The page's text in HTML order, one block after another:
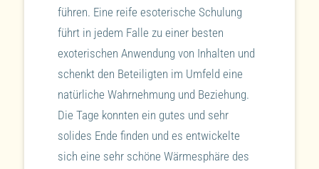
führen. Eine reife esoterische Schulung
führt in jedem Falle zu einer besten
exoterischen Anwendung von Inhalten und
schenkt den Beteiligten im Umfeld eine
natürliche Wahrnehmung und Beziehung.
Die Tage konnten ein gutes und sehr
solides Ende finden und es entwickelte
sich eine sehr schöne Wärmesphäre des